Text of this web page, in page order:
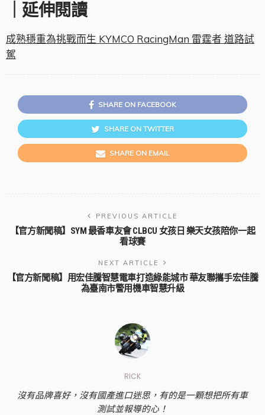
｜延伸閱讀
成熟穩重為挑戰而生 KYMCO RacingMan 雷霆者 道路試
駕
SHARE ON FACEBOOK
SHARE ON TWITTER
SHARE ON EMAIL
PREVIOUS ARTICLE
【官方新聞稿】SYM 最香車友會 CLBCU 女孩日 樂天女孩陪你一起
看球賽
NEXT ARTICLE
【官方新聞稿】用宏佳騰智慧電車打造綠能城市 華友聯攜手宏佳騰
為臺南市警用機車智慧升級
RICK
沒有品牌喜好，沒有國產進口迷思，有的是一顆想把所有車
測試並報導的心！